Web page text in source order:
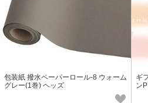
包装紙 撥水ペーパーロール-8 ウォーム
グレー(1巻) ヘッズ
ギ
ン